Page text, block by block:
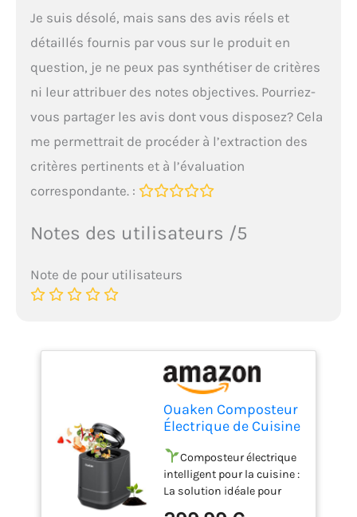
Je suis désolé, mais sans des avis réels et
détaillés fournis par vous sur le produit en
question, je ne peux pas synthétiser de critères
ni leur attribuer des notes objectives. Pourriez-
vous partager les avis dont vous disposez? Cela
me permettrait de procéder à l’extraction des
critères pertinents et à l’évaluation
correspondante. :
Notes des utilisateurs /5
Note de pour utilisateurs
Ouaken Composteur
Électrique de Cuisine
Composteur électrique
intelligent pour la cuisine :
La solution idéale pour